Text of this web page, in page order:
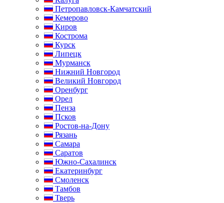
Петропавловск-Камчатский
Кемерово
Киров
Кострома
Курск
Липецк
Мурманск
Нижний Новгород
Великий Новгород
Оренбург
Орел
Пенза
Псков
Ростов-на-Дону
Рязань
Самара
Саратов
Южно-Сахалинск
Екатеринбург
Смоленск
Тамбов
Тверь